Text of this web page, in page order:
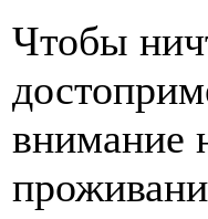
Чтобы
внимание